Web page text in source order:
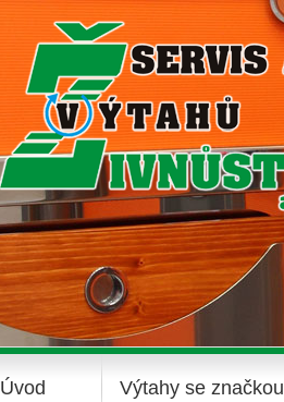
Úvod Výtahy se značkou